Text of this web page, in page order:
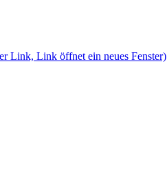
Link, Link öffnet ein neues Fenster)